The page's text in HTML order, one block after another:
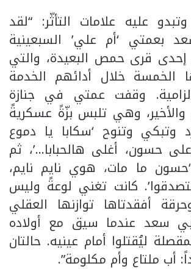
عليه علامات التأثّر: “لقد
بعمتي ‘أم علي’ السبعينية
قرى حمص البعيدة، والتي
الخمسة خلال أدائهم الخدمة
وقفت عمتي في جنازة
والأخير، وهي تلبس بزّةً عسكريةً
وتبكي وتنوح ‘سكابا يا دموع
حسون، أغلى هالحبابا…’، ثم
ما مات، هوي نايم نايم،
كانت تغني لوعةً وليس
أفقدتاها توازنها العقلي
سعد عندما سيق مع أولاده
ليُقتلوا أمام عينيه. حالتان
أب ملتاع وأم مكلومة”.